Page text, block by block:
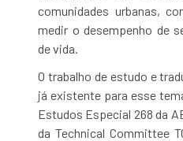
comunidades urbanas,
medir o desempenho de
de vida.
O trabalho de estudo e
já existente para esse
Estudos Especial 268 da
da Technical Committee